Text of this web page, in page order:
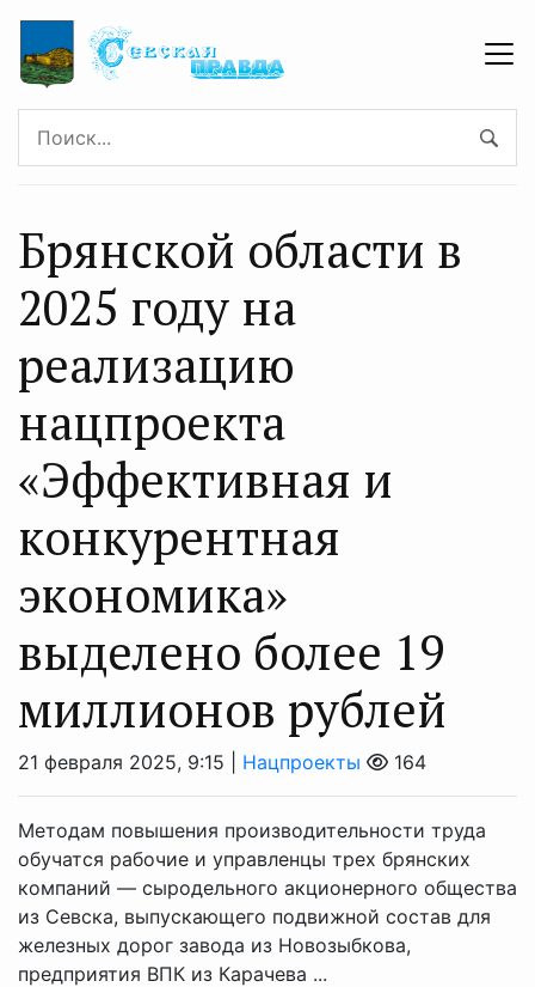
Брянской области в
2025 году на
реализацию
нацпроекта
«Эффективная и
конкурентная
экономика»
выделено более 19
миллионов рублей
21 февраля 2025, 9:15 | Нацпроекты 164
Методам повышения производительности труда
обучатся рабочие и управленцы трех брянских
компаний — сыродельного акционерного общества
из Севска, выпускающего подвижной состав для
железных дорог завода из Новозыбкова,
предприятия ВПК из Карачева ...